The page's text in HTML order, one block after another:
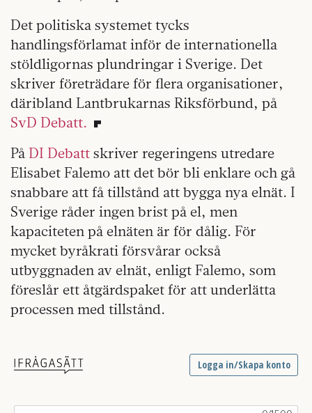
Det politiska systemet tycks
handlingsförlamat inför de internationella
stöldligornas plundringar i Sverige. Det
skriver företrädare för flera organisationer,
däribland Lantbrukarnas Riksförbund, på
SvD Debatt.
På DI Debatt skriver regeringens utredare
Elisabet Falemo att det bör bli enklare och gå
snabbare att få tillstånd att bygga nya elnät. I
Sverige råder ingen brist på el, men
kapaciteten på elnäten är för dålig. För
mycket byråkrati försvårar också
utbyggnaden av elnät, enligt Falemo, som
föreslår ett åtgärdspaket för att underlätta
processen med tillstånd.